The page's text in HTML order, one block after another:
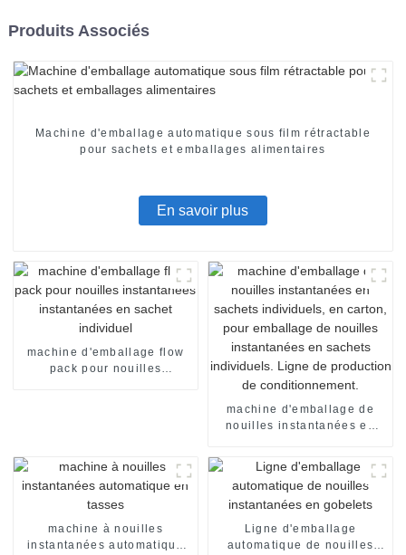
Produits Associés
Machine d'emballage automatique sous film rétractable
pour sachets et emballages alimentaires
En savoir plus
machine d'emballage flow
pack pour nouilles
machine d'emballage de
nouilles instantanées en
carton, pour emballage de
nouilles instantanées en
sachets individuels. Ligne
de production de
conditionnement.
machine à nouilles
instantanées automatique
Ligne d'emballage
automatique de nouilles